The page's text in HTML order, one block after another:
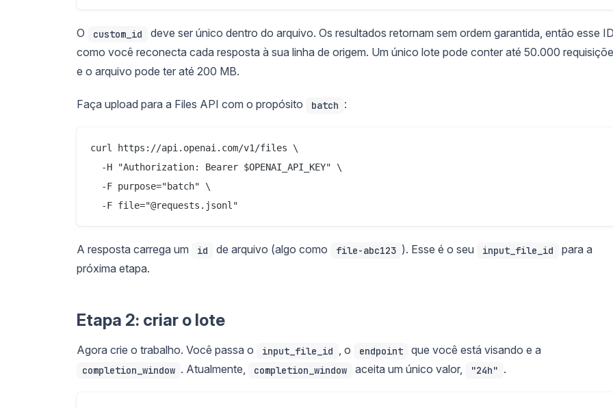
O custom_id
deve ser único dentro do arquivo. Os resultados retornam sem ordem garantida, então esse
como você reconecta cada resposta à sua linha de origem. Um único lote pode conter até 50.000
e o arquivo pode ter até 200 MB.
Faça upload para a Files API com o propósito batch :
curl https://api.openai.com/v1/files \
  -H "Authorization: Bearer $OPENAI_API_KEY" \
  -F purpose="batch" \
A resposta carrega um id de arquivo (algo como file-abc123 ). Esse é o seu input_file_id
para a
próxima etapa.
Etapa 2: criar o lote
Agora crie o trabalho. Você passa o input_file_id , o endpoint que você está visando e a
completion_window . Atualmente, completion_window aceita um único valor, "24h" .